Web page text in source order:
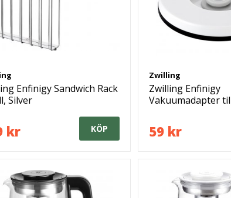
Enfinigy Sandwich Rack
Silver
kr KÖP
Zwilling
Zwilling Enfinigy
Vakuumadapter
59 kr